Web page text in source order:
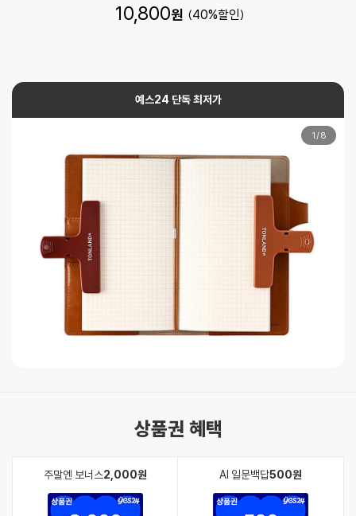
10,800원 40%
예스24 단독 최저가
1 /8
상품권 혜택
주말엔 보너스2,000원 AI 일문백답500원